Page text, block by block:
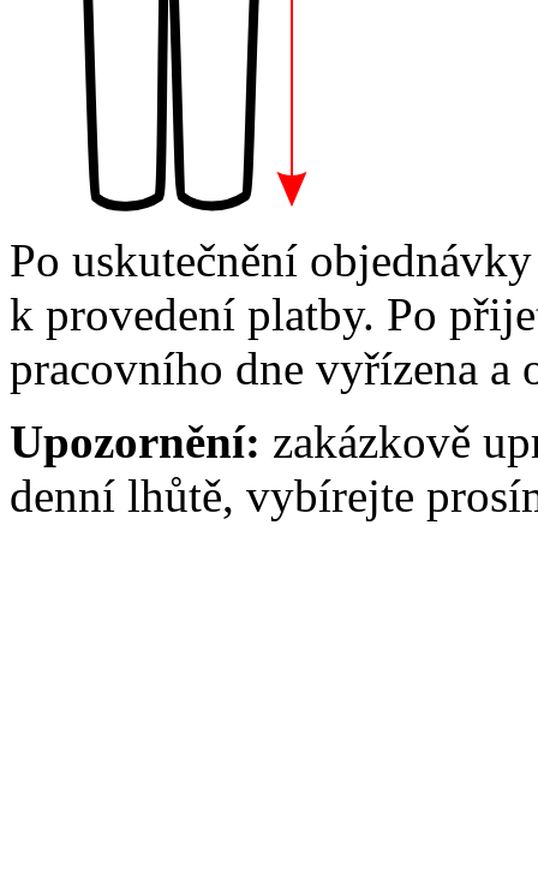
Po uskutečnění
k provedení platby. Po
pracovního dne vyřízena a
Upozornění: zakázkově
denní lhůtě, vybírejte